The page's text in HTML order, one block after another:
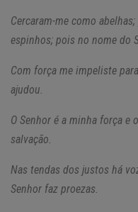
Cercaram-me como
espinhos; pois no nome do
Com força me impeliste
ajudou.
O Senhor é a minha força e
salvação.
Nas tendas dos justos há
Senhor faz proezas.